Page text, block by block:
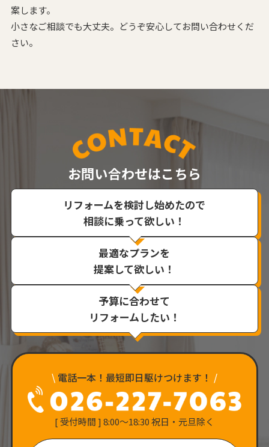
案します。
小さなご相談でも大丈夫。どうぞ安心してお問い合わせくだ
さい。
お問い合わせはこちら
リフォームを検討し始めたので
相談に乗って欲しい！
最適なプランを
提案して欲しい！
予算に合わせて
リフォームしたい！
\ 電話一本！最短即日駆けつけます！ /
[ 受付時間 ] 8:00〜18:30 祝日・元旦除く